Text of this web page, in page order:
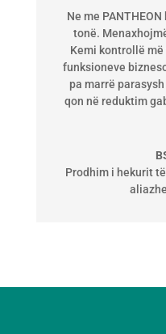
Ne me
tonë.
Kemi kontrollë
funksioneve
pa marrë
qon në reduktim
Prodhim i hekurit